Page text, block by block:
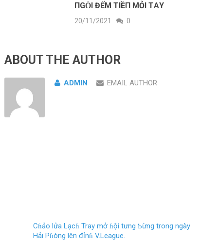
ПGṐI ĐẾM TIỀП MỎI TΑY
20/11/2021 0
ABOUT THE AUTHOR
ADMIN EMAIL AUTHOR
Cɦảo lửa Lạcɦ Tray mở ɦội tưng Ƅừng trong ngày
Hải Pɦòng lên đỉnɦ V.League.